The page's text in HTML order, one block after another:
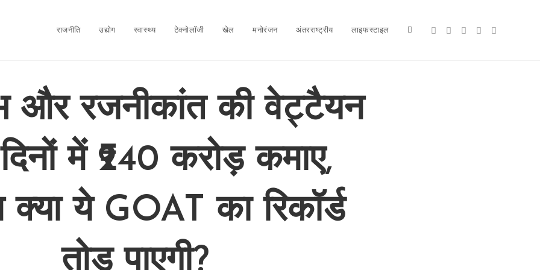
राजनीति उद्योग स्वास्थ्य टेक्नोलॉजी खेल मनोरंजन अंतरराष्ट्रीय लाइफस्टाइल Toggle
और रजनीकांत की वेट्टैयन
में ₹240 करोड़ कमाए,
ये GOAT का रिकॉर्ड
तोड़ पाएगी?